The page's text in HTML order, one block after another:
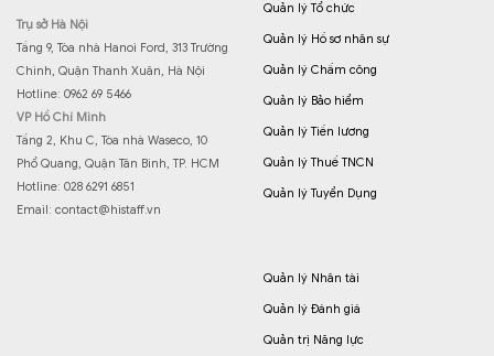
Trụ sở Hà Nội
Tầng 9, Tòa nhà Hanoi Ford, 313 Trường
Chinh, Quận Thanh Xuân, Hà Nội
Hotline: 0962 69 5466
VP Hồ Chí Minh
Tầng 2, Khu C, Tòa nhà Waseco, 10
Phổ Quang, Quận Tân Bình, TP. HCM
Hotline: 028 6291 6851
Email: contact@histaff.vn
Quản lý Tổ chức
Quản lý Hồ sơ nhân sự
Quản lý Chấm công
Quản lý Bảo hiểm
Quản lý Tiền lương
Quản lý Thuế TNCN
Quản lý Tuyển Dụng
Quản lý Nhân tài
Quản lý Đánh giá
Quản trị Năng lực